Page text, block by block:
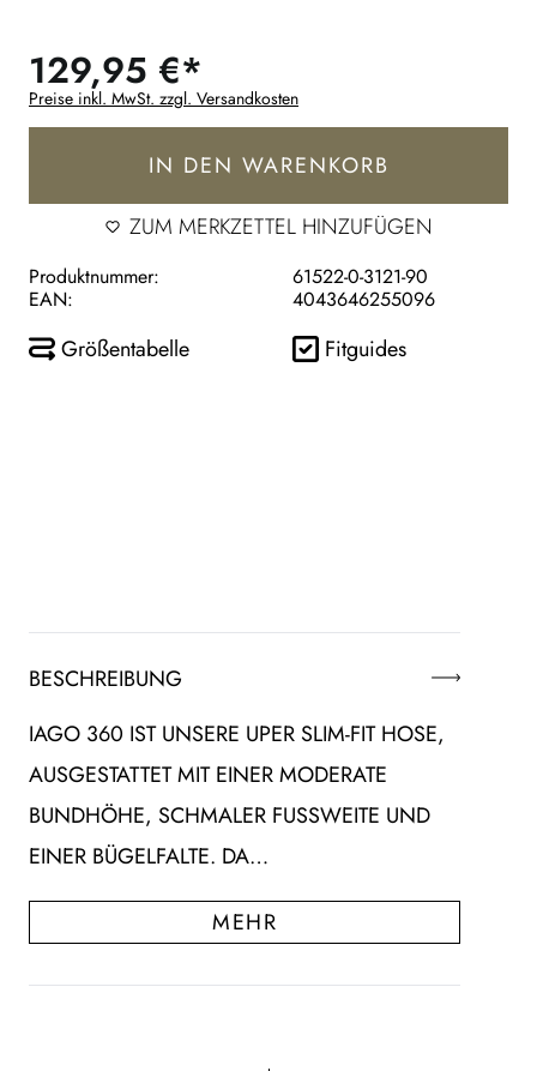
129,95 €*
Preise inkl. MwSt. zzgl. Versandkosten
IN DEN WARENKORB
ZUM MERKZETTEL HINZUFÜGEN
Produktnummer:
61522-0-3121-90
EAN:
4043646255096
Größentabelle Fitguides
BESCHREIBUNG
IAGO 360 IST UNSERE UPER SLIM-FIT HOSE,
AUSGESTATTET MIT EINER MODERATE
BUNDHÖHE, SCHMALER FUSSWEITE UND E
INER BÜGELFALTE. DA…
MEHR